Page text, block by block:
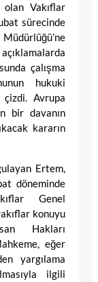
olan Vakıflar
sürecinde
çalışma
hukuki
çizdi. Avrupa
bir davanın
kararın
Ertem,
döneminde
Genel
konuyu
Hakları
eğer
yargılama
ilgili